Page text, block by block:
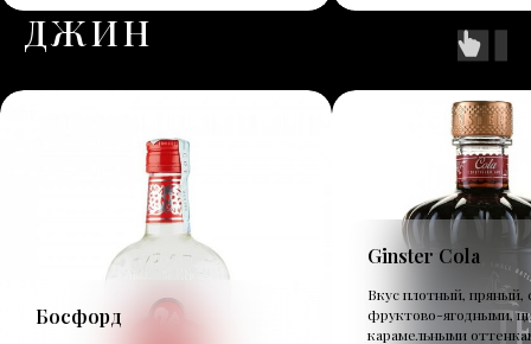
ДЖИН
Босфорд
Ginster Cola
Вкус плотный, пряный,
фруктово-ягодными,
карамельными